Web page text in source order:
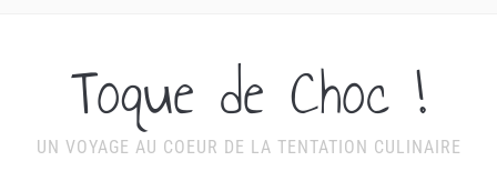
Toque de Choc !
UN VOYAGE AU COEUR DE LA TENTATION CULINAIRE